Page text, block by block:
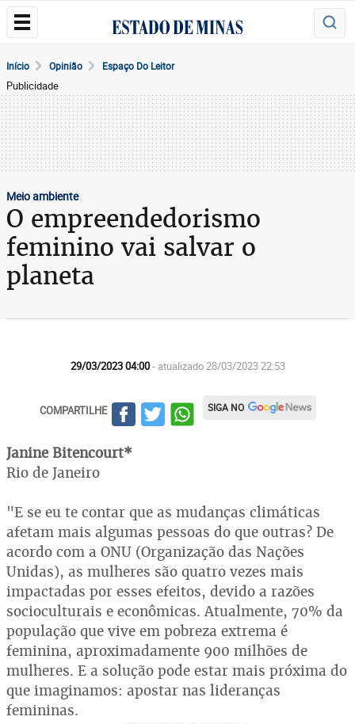
Início Opinião Espaço Do Leitor
Publicidade
Meio ambiente
O empreendedorismo
feminino vai salvar o
planeta
29/03/2023 04:00- atualizado 28/03/2023 22:53
COMPARTILHE SIGA NO
Janine Bitencourt*
Rio de Janeiro
"E se eu te contar que as mudanças climáticas
afetam mais algumas pessoas do que outras? De
acordo com a ONU (Organização das Nações
Unidas), as mulheres são quatro vezes mais
impactadas por esses efeitos, devido a razões
socioculturais e econômicas. Atualmente, 70% da
população que vive em pobreza extrema é
feminina, aproximadamente 900 milhões de
mulheres. E a solução pode estar mais próxima do
que imaginamos: apostar nas lideranças
femininas.